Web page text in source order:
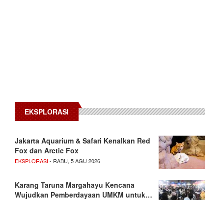
EKSPLORASI
Jakarta Aquarium & Safari Kenalkan Red
Fox dan Arctic Fox
EKSPLORASI- RABU, 5 AGU 2026
Karang Taruna Margahayu Kencana
Wujudkan Pemberdayaan UMKM untuk…